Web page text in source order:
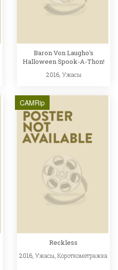
Baron Von Laugho's
Halloween Spook-A-Thon!
2016, Ужасы
CAMRip
Reckless
2016,Ужасы,Короткометражка